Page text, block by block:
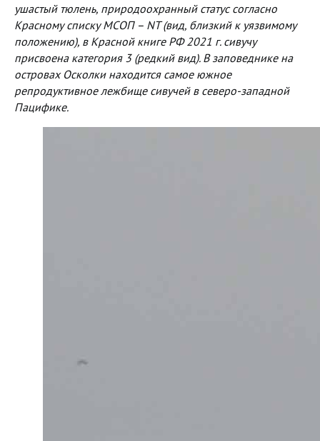
ушастый тюлень, природоохранный статус согласно
Красному списку МСОП – NT (вид, близкий к уязвимому
положению), в Красной книге РФ 2021 г. сивучу
присвоена категория 3 (редкий вид). В заповеднике на
островах Осколки находится самое южное
репродуктивное лежбище сивучей в северо-западной
Пацифике.